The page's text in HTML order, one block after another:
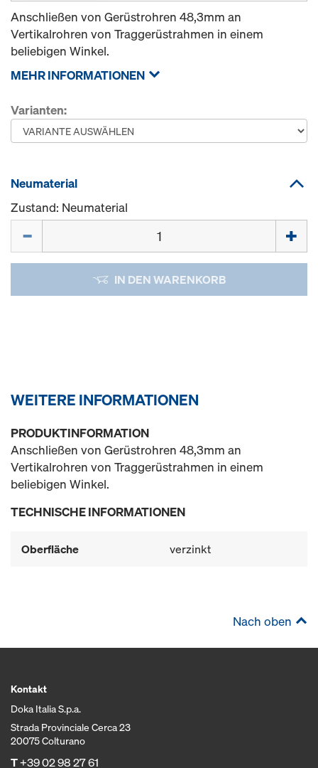
Anschließen von Gerüstrohren 48,3mm an
Vertikalrohren von Traggerüstrahmen in einem
beliebigen Winkel.
MEHR INFORMATIONEN
Varianten:
Neumaterial
Zustand: Neumaterial
IN DEN WARENKORB
WEITERE INFORMATIONEN
PRODUKTINFORMATION
Anschließen von Gerüstrohren 48,3mm an
Vertikalrohren von Traggerüstrahmen in einem
beliebigen Winkel.
TECHNISCHE INFORMATIONEN
Oberfläche verzinkt
Nach oben
Kontakt
Doka Italia S.p.a.
Strada Provinciale Cerca 23
20075 Colturano
T+39 02 98 27 61